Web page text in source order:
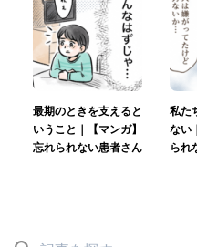
最期のときを支えると
いうこと｜【マンガ】
忘れられない患者さん
私た
ない
られ